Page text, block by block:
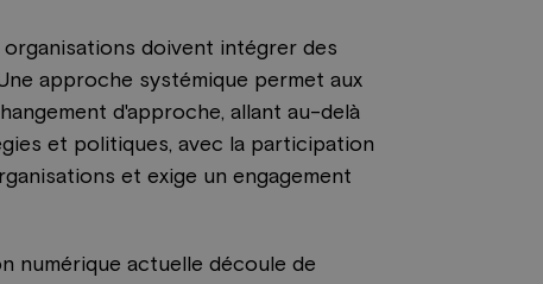
doivent intégrer des
approche systémique permet aux
d'approche, allant au-delà
et politiques, avec la participation
et exige un engagement
numérique actuelle découle de